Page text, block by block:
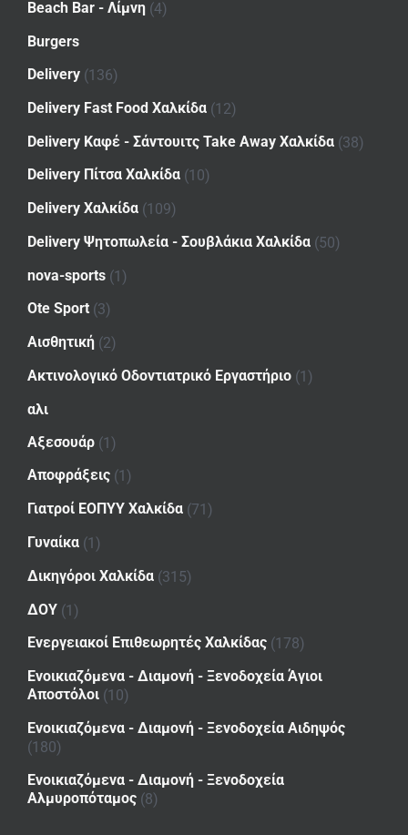
Beach Bar - Λίμνη (4)
Burgers
Delivery (136)
Delivery Fast Food Χαλκίδα (12)
Delivery Καφέ - Σάντουιτς Take Away Χαλκίδα (38)
Delivery Πίτσα Χαλκίδα (10)
Delivery Χαλκίδα (109)
Delivery Ψητοπωλεία - Σουβλάκια Χαλκίδα (50)
nova-sports (1)
Ote Sport (3)
Αισθητική (2)
Ακτινολογικό Οδοντιατρικό Εργαστήριο (1)
αλι
Αξεσουάρ (1)
Αποφράξεις (1)
Γιατροί ΕΟΠΥΥ Χαλκίδα (71)
Γυναίκα (1)
Δικηγόροι Χαλκίδα (315)
ΔΟΥ (1)
Ενεργειακοί Επιθεωρητές Χαλκίδας (178)
Ενοικιαζόμενα - Διαμονή - Ξενοδοχεία Άγιοι
Αποστόλοι (10)
Ενοικιαζόμενα - Διαμονή - Ξενοδοχεία Αιδηψός
(180)
Ενοικιαζόμενα - Διαμονή - Ξενοδοχεία
Αλμυροπόταμος (8)